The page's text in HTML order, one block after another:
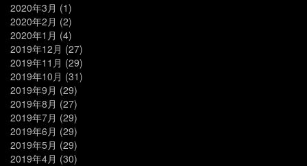
2020年3月 (1)
2020年2月 (2)
2020年1月 (4)
2019年12月 (27)
2019年11月 (29)
2019年10月 (31)
2019年9月 (29)
2019年8月 (27)
2019年7月 (29)
2019年6月 (29)
2019年5月 (29)
2019年4月 (30)